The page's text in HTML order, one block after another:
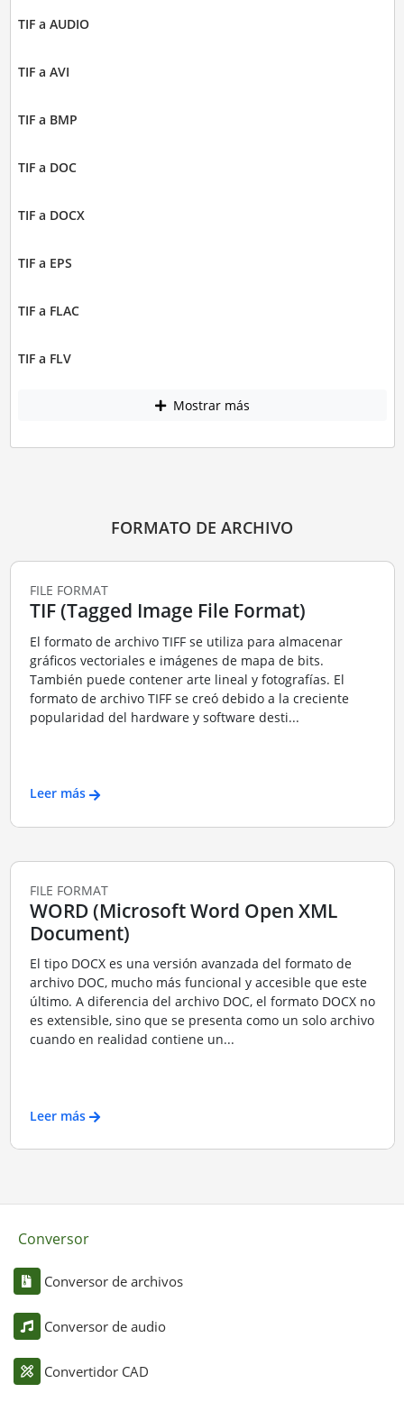
TIF a AUDIO
TIF a AVI
TIF a BMP
TIF a DOC
TIF a DOCX
TIF a EPS
TIF a FLAC
TIF a FLV
Mostrar más
FORMATO DE ARCHIVO
FILE FORMAT
TIF (Tagged Image File Format)
El formato de archivo TIFF se utiliza para almacenar
gráficos vectoriales e imágenes de mapa de bits.
También puede contener arte lineal y fotografías. El
formato de archivo TIFF se creó debido a la creciente
popularidad del hardware y software desti...
Leer más
FILE FORMAT
WORD (Microsoft Word Open XML
Document)
El tipo DOCX es una versión avanzada del formato de
archivo DOC, mucho más funcional y accesible que este
último. A diferencia del archivo DOC, el formato DOCX no
es extensible, sino que se presenta como un solo archivo
cuando en realidad contiene un...
Leer más
Conversor
Conversor de archivos
Conversor de audio
Convertidor CAD